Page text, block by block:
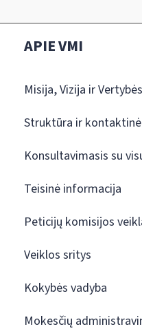
APIE VMI
Misija, Vizija ir Vertybės
Struktūra ir
Konsultavimasis su
Teisinė informacija
Peticijų komisijos
Veiklos sritys
Kokybės vadyba
Mokesčių